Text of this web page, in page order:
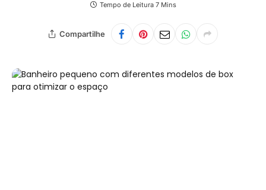
Tempo de Leitura 7 Mins
Compartilhe